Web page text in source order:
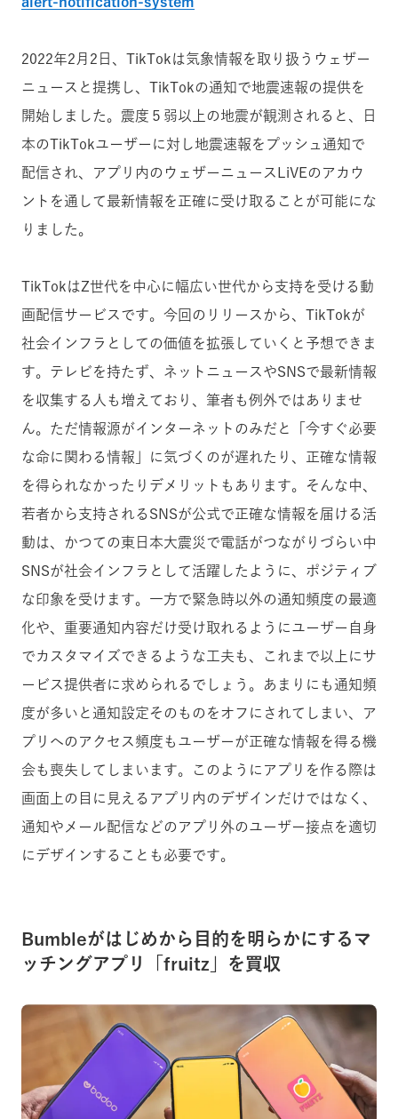
2022年2月2日、TikTokは気象情報を取り扱うウェザー
ニュースと提携し、TikTokの通知で地震速報の提供を
開始しました。震度５弱以上の地震が観測されると、日
本のTikTokユーザーに対し地震速報をプッシュ通知で
配信され、アプリ内のウェザーニュースLiVEのアカウ
ントを通して最新情報を正確に受け取ることが可能にな
りました。
TikTokはZ世代を中心に幅広い世代から支持を受ける動
画配信サービスです。今回のリリースから、TikTokが
社会インフラとしての価値を拡張していくと予想できま
す。テレビを持たず、ネットニュースやSNSで最新情報
を収集する人も増えており、筆者も例外ではありませ
ん。ただ情報源がインターネットのみだと「今すぐ必要
な命に関わる情報」に気づくのが遅れたり、正確な情報
を得られなかったりデメリットもあります。そんな中、
若者から支持されるSNSが公式で正確な情報を届ける活
動は、かつての東日本大震災で電話がつながりづらい中
SNSが社会インフラとして活躍したように、ポジティブ
な印象を受けます。一方で緊急時以外の通知頻度の最適
化や、重要通知内容だけ受け取れるようにユーザー自身
でカスタマイズできるような工夫も、これまで以上にサ
ービス提供者に求められるでしょう。あまりにも通知頻
度が多いと通知設定そのものをオフにされてしまい、ア
プリへのアクセス頻度もユーザーが正確な情報を得る機
会も喪失してしまいます。このようにアプリを作る際は
画面上の目に見えるアプリ内のデザインだけではなく、
通知やメール配信などのアプリ外のユーザー接点を適切
にデザインすることも必要です。
Bumbleがはじめから目的を明らかにするマ
ッチングアプリ「fruitz」を買収